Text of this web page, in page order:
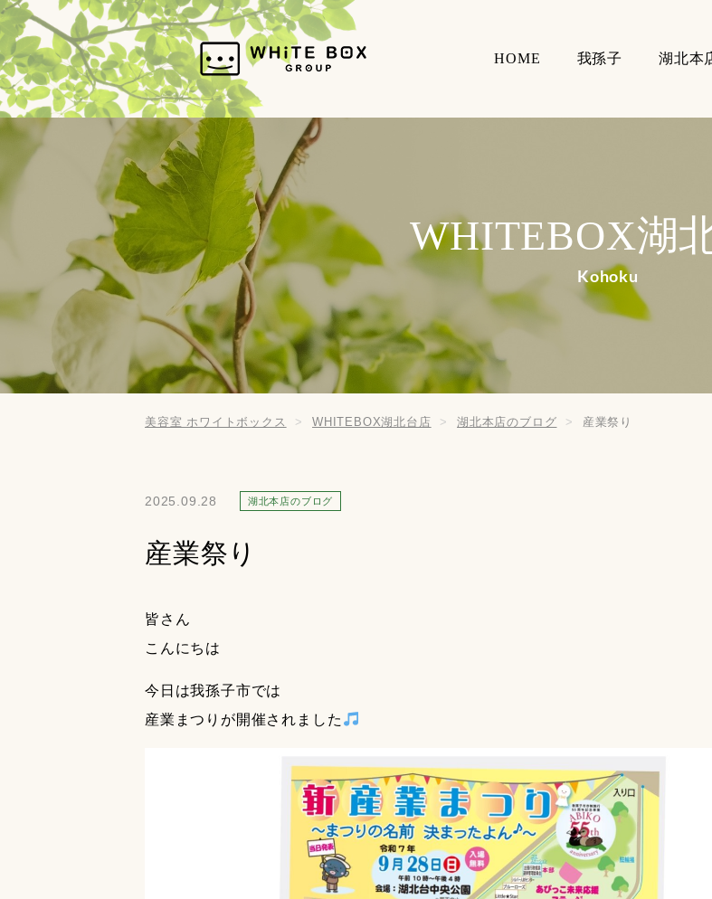
HOME 我孫子 湖北本
WHITEBOX湖
Kohoku
美容室 ホワイトボックス WHITEBOX湖北台店 湖北本店のブログ 産業祭り
2025.09.28 湖北本店のブログ
産業祭り
皆さん
こんにちは
今日は我孫子市では
産業まつりが開催されました